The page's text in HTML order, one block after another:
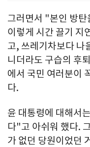
그러면서 "본인 방탄
이렇게 시간 끌기 지
고, 쓰레기차보다 나
니더라도 구습의 후
에서 국민 여러분이
다.
윤 대통령에 대해서
다"고 아쉬워 했다.
가 없던 당원이었던